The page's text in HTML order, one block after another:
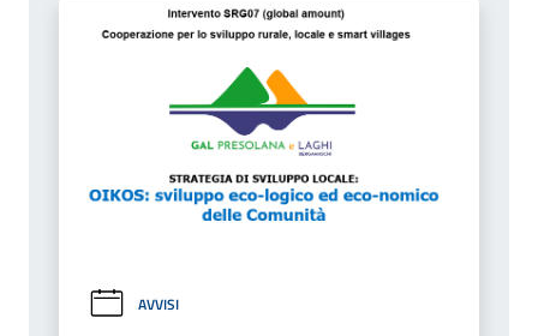
AVVISI